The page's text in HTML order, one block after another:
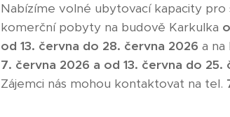
Nabízíme volné ubytovací kapacity pro
komerční pobyty na budově Karkulka
od 13. června do 28. června 2026 a na
7. června 2026 a od 13. června do 25.
Zájemci nás mohou kontaktovat na tel.